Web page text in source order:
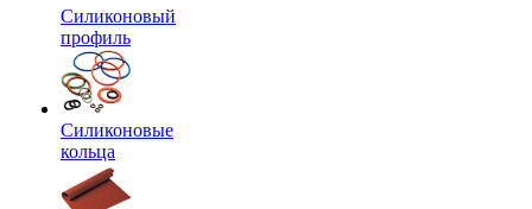
Силиконовый
профиль
Силиконовые
кольца